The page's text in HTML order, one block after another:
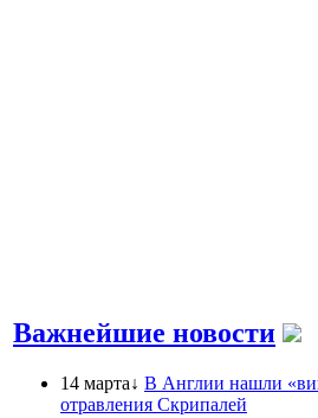
Важнейшие новости
14 марта↓ В Англии нашли
отравления Скрипалей